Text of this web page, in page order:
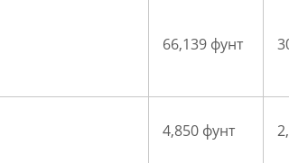
66,139 фунт
4,850 фунт